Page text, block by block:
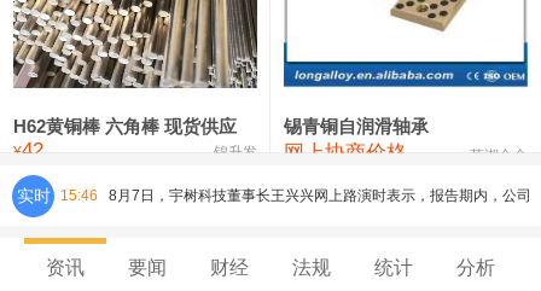
铸造铝合金锭(ZLD104) 24,300—24,500 24,400
压铸锌合金锭 26,500—26,700
氯化镍 38,300—40,300 39,300 0
H62黄铜棒 六角棒 现货供应
¥42 锦升发
锡青铜自润滑轴承
网上协商价格 芜湖合金
实时 15:46 8月7日，宇树科技董事长王兴兴网上路演时表示，报告期内，公司
研发费用金额分别为4,995.18万元、7,001.70万元、14,496.56万
资讯 要闻 财经 法规 统计 分析